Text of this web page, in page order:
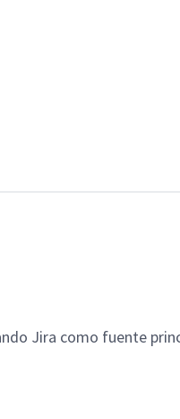
Jira como fuente